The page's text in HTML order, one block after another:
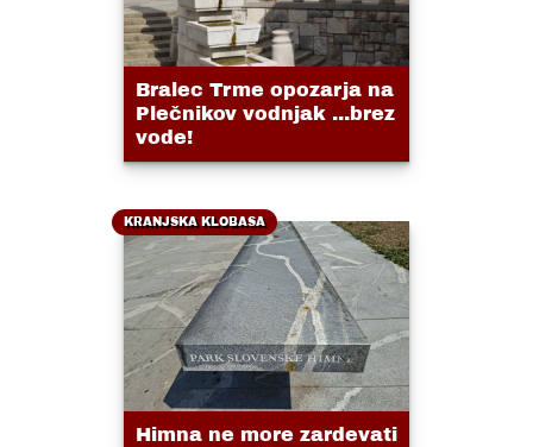
Bralec Trme opozarja na
Plečnikov vodnjak ...brez
vode!
KRANJSKA KLOBASA
Himna ne more zardevati